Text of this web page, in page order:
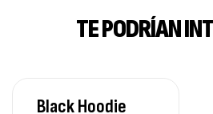
TE PODRÍAN
Black Hoodie